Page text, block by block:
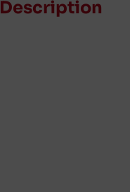
Description